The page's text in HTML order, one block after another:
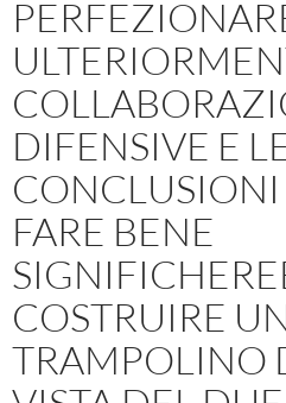
DIFENSIVE E
CONCLUSIONI
FARE BENE
COSTRUIRE
TRAMPOLINO